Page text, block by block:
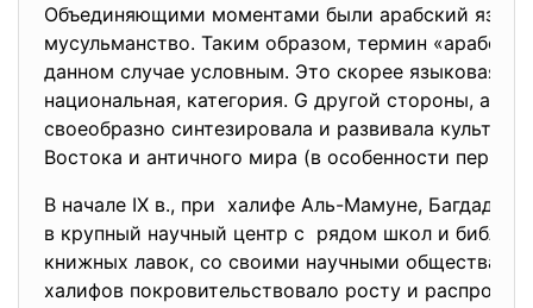
Объединяющими моментами были арабский язык
мусульманство. Таким образом, термин
данном случае условным. Это скорее языковая,
национальная, категория. G другой стороны,
своеобразно синтезировала и развивала культуру
Востока и античного мира (в особенности
В начале IX в., при халифе Аль-Мамуне, Багдад
в крупный научный центр с рядом школ и
книжных лавок, со своими научными
халифов покровительствовало росту и